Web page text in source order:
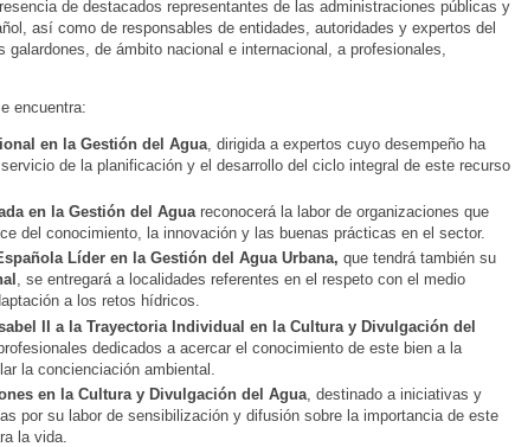
de destacados representantes de las administraciones públicas y
así como de responsables de entidades, autoridades y expertos del
galardones, de ámbito nacional e internacional, a profesionales,
encuentra:
en la Gestión del Agua , dirigida a expertos cuyo desempeño ha
de la planificación y el desarrollo del ciclo integral de este recurso
en la Gestión del Agua reconocerá la labor de organizaciones que
del conocimiento, la innovación y las buenas prácticas en el sector.
Líder en la Gestión del Agua Urbana, que tendrá también su
, se entregará a localidades referentes en el respeto con el medio
a los retos hídricos.
II a la Trayectoria Individual en la Cultura y Divulgación del
dedicados a acercar el conocimiento de este bien a la
la concienciación ambiental.
en la Cultura y Divulgación del Agua , destinado a iniciativas y
por su labor de sensibilización y difusión sobre la importancia de este
la vida.